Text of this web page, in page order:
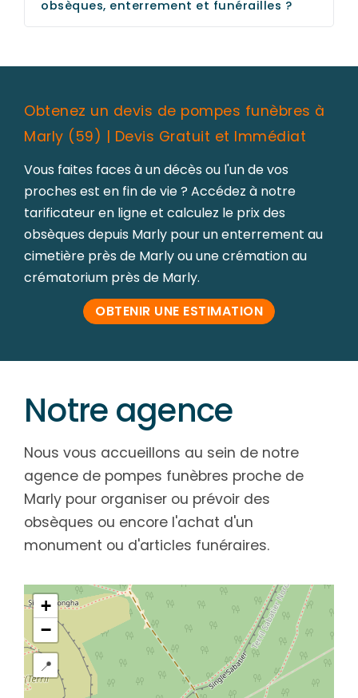
obsèques, enterrement et funérailles ?
Obtenez un devis de pompes funèbres à
Marly (59) | Devis Gratuit et Immédiat
Vous faites faces à un décès ou l'un de vos
proches est en fin de vie ? Accédez à notre
tarificateur en ligne et calculez le prix des
obsèques depuis Marly pour un enterrement au
cimetière près de Marly ou une crémation au
crématorium près de Marly.
OBTENIR UNE ESTIMATION
Notre agence
Nous vous accueillons au sein de notre
agence de pompes funèbres proche de
Marly pour organiser ou prévoir des
obsèques ou encore l'achat d'un
monument ou d'articles funéraires.
+
−